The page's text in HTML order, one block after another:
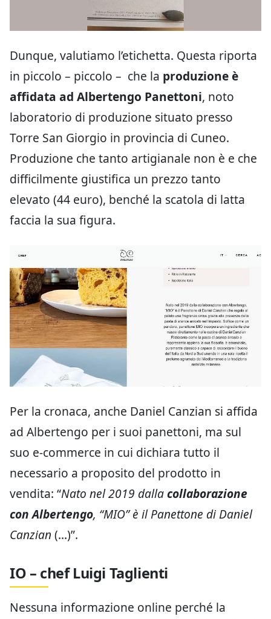
Dunque, valutiamo l’etichetta. Questa riporta
in piccolo – piccolo – che la produzione è
affidata ad Albertengo Panettoni, noto
laboratorio di produzione situato presso
Torre San Giorgio in provincia di Cuneo.
Produzione che tanto artigianale non è e che
difficilmente giustifica un prezzo tanto
elevato (44 euro), benché la scatola di latta
faccia la sua figura.
Per la cronaca, anche Daniel Canzian si affida
ad Albertengo per i suoi panettoni, ma sul
suo e-commerce in cui dichiara tutto il
necessario a proposito del prodotto in
vendita: “Nato nel 2019 dallacollaborazione
con Albertengo, “MIO” è il Panettone di Daniel
Canzian (…)”.
IO – chef Luigi Taglienti
Nessuna informazione online perché la